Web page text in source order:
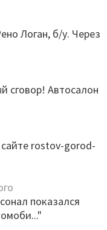
Логан, б/у. Через
сговор! Автосалон
rostov-gorod-
показался